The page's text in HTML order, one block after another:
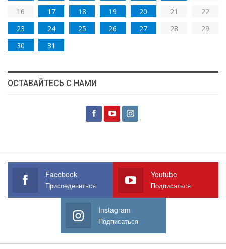
16
17 18 19 20 21
22
23
24 25 26 27 28
29
30
31
ОСТАВАЙТЕСЬ С НАМИ
Facebook
Присоедениться
Youtube
Подписаться
Instagram
Подписаться